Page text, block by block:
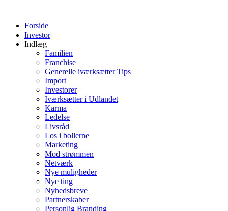
indholdForside
Investor
Indlæg
Familien
Franchise
Generelle iværksætter Tips
Import
Investorer
Iværksætter i Udlandet
Karma
Ledelse
Livsråd
Los i bollerne
Marketing
Mod strømmen
Netværk
Nye muligheder
Nye ting
Nyhedsbreve
Partnerskaber
Personlig Branding